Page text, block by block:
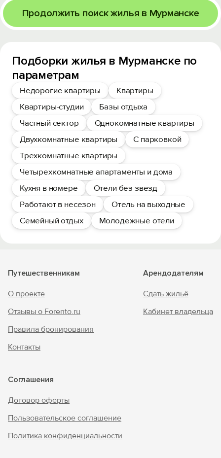
Продолжить поиск жилья в Мурманске
Подборки жилья в Мурманске по
параметрам
Недорогие квартиры
Квартиры
Квартиры-студии
Базы отдыха
Частный сектор
Однокомнатные квартиры
Двухкомнатные квартиры
С парковкой
Трехкомнатные квартиры
Четырехкомнатные апартаменты и дома
Кухня в номере
Отели без звезд
Работают в несезон
Отель на выходные
Семейный отдых
Молодежные отели
Путешественникам
О проекте
Отзывы о Forento.ru
Правила бронирования
Контакты
Арендодателям
Сдать жильё
Кабинет владельца
Соглашения
Договор оферты
Пользовательское соглашение
Политика конфиденциальности